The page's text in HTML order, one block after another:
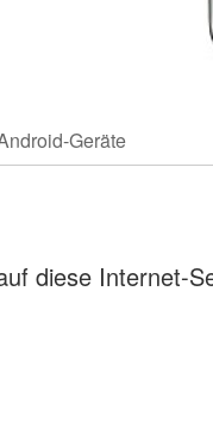
Geräte
diese Internet-